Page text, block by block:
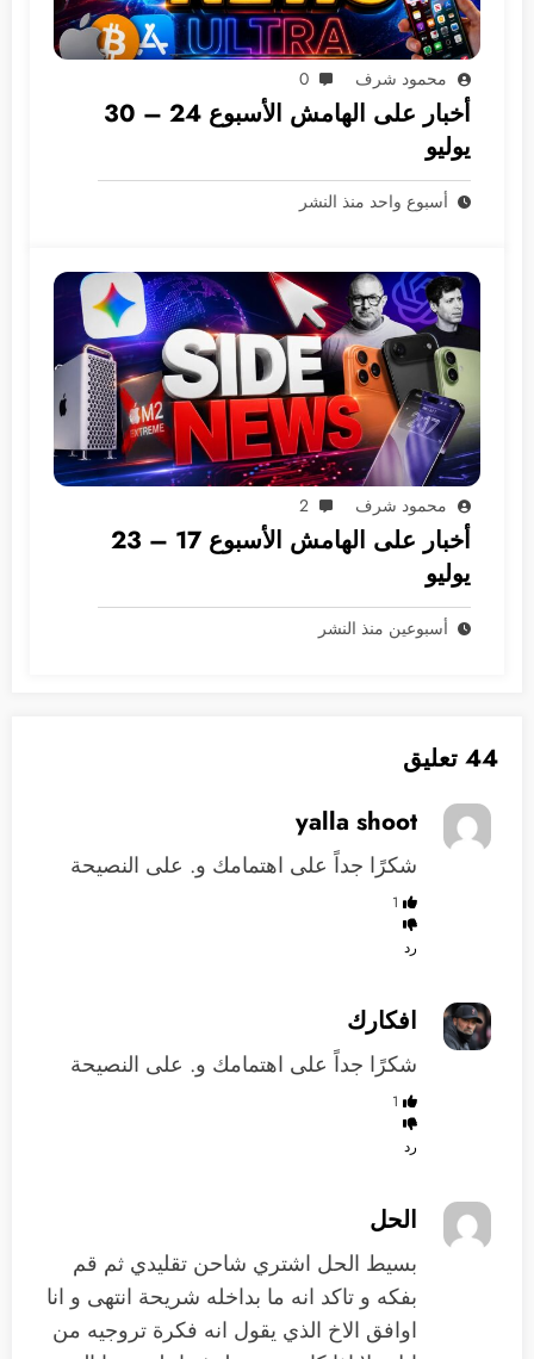
محمود شرف 0
أخبار على الهامش الأسبوع 24 – 30
يوليو
أسبوع واحد منذ النشر
محمود شرف 2
أخبار على الهامش الأسبوع 17 – 23
يوليو
أسبوعين منذ النشر
44 تعليق
yalla shoot
شكرًا جداً على اهتمامك و. على النصيحة
1
رد
افكارك
شكرًا جداً على اهتمامك و. على النصيحة
1
رد
الحل
بسيط الحل اشتري شاحن تقليدي ثم قم
بفكه و تاكد انه ما بداخله شريحة انتهى و انا
اوافق الاخ الذي يقول انه فكرة تروجيه من